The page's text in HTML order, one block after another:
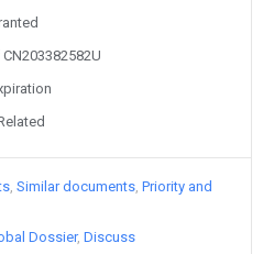
Similar documents Priority and
Dossier Discuss